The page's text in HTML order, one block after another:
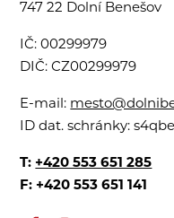
747 22 Dolní Benešov
IČ:00299979
DIČ:CZ00299979
E-mail:
ID dat. schránky:
T: +420 553 651 285
F: +420 553 651 141